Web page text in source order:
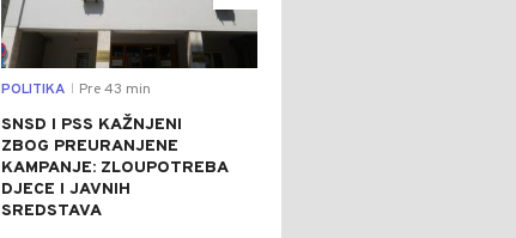
POLITIKA Pre 43 min
SNSD I PSS KAŽNJENI
ZBOG PREURANJENE
KAMPANJE: ZLOUPOTREBA
DJECE I JAVNIH
SREDSTAVA